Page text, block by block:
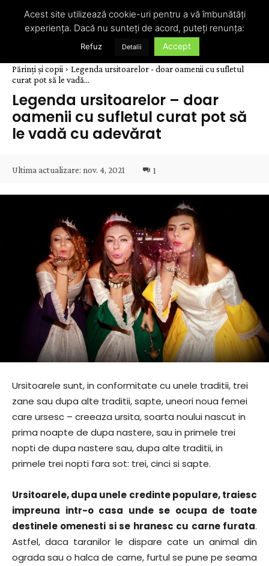
Părinți și copii
Legenda ursitoarelor - doar oamenii cu sufletul
curat pot să le vadă...
Legenda ursitoarelor – doar
oamenii cu sufletul curat pot să
le vadă cu adevărat
Ultima actualizare: nov. 4, 2021 1
Ursitoarele sunt, in conformitate cu unele traditii, trei
zane sau dupa alte traditii, sapte, uneori noua femei
care ursesc – creeaza ursita, soarta noului nascut in
prima noapte de dupa nastere, sau in primele trei
nopti de dupa nastere sau, dupa alte traditii, in
primele trei nopti fara sot: trei, cinci si sapte.
Ursitoarele, dupa unele credinte populare, traiesc
impreuna intr-o casa unde se ocupa de toate
destinele omenesti si se hranesc cu carne furata.
Astfel, daca taranilor le dispare cate un animal din
ograda sau o halca de carne, furtul se pune pe seama
Acest site utilizează cookie-uri pentru a vă îmbunătăți
experiența. Dacă nu sunteți de acord, puteți renunța:
Refuz Detalii Accept